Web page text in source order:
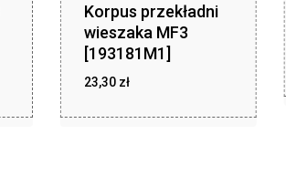
Korpus przekładni
wieszaka MF3
[193181M1]
23,30 zł